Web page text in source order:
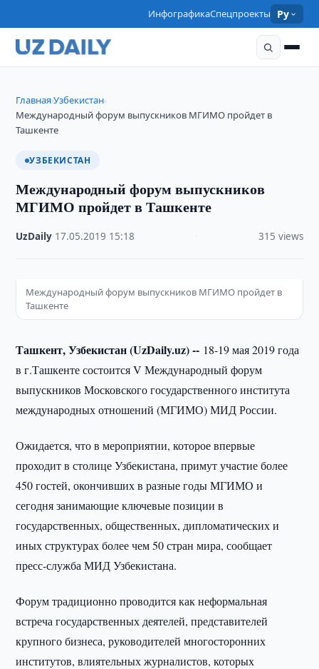
ИнфографикаСпецпроекты Ру
Главная›Узбекистан›
Международный форум выпускников МГИМО пройдет в
Ташкенте
УЗБЕКИСТАН
Международный форум выпускников
МГИМО пройдет в Ташкенте
UzDaily 17.05.2019 15:18 315 views
Международный форум выпускников МГИМО пройдет в
Ташкенте
Ташкент, Узбекистан (UzDaily.uz) -- 18-19 мая 2019 года
в г.Ташкенте состоится V Международный форум
выпускников Московского государственного института
международных отношений (МГИМО) МИД России.
Ожидается, что в мероприятии, которое впервые
проходит в столице Узбекистана, примут участие более
450 гостей, окончивших в разные годы МГИМО и
сегодня занимающие ключевые позиции в
государственных, общественных, дипломатических и
иных структурах более чем 50 стран мира, сообщает
пресс-служба МИД Узбекистана.
Форум традиционно проводится как неформальная
встреча государственных деятелей, представителей
крупного бизнеса, руководителей многосторонних
институтов, влиятельных журналистов, которых